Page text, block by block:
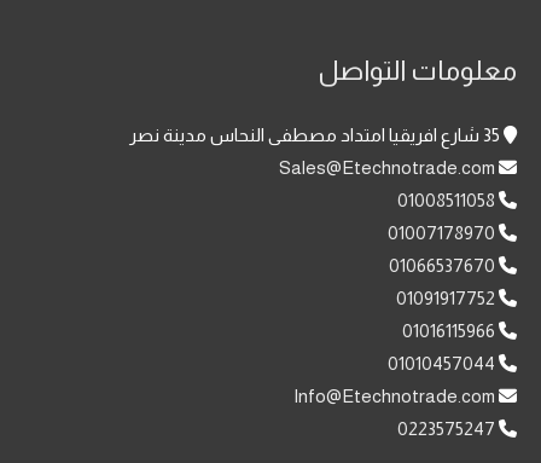
معلومات التواصل
01008511058
01007178970
01066537670
01091917752
01016115966
01010457044
0223575247